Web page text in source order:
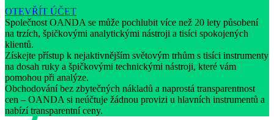
OTEVŘÍT ÚČET
Společnost OANDA se může pochlubit více než 20 lety působení
na trzích, špičkovými analytickými nástroji a tisíci spokojených
klientů.
Získejte přístup k nejaktivnějším světovým trhům s tisíci instrumenty
na dosah ruky a špičkovými technickými nástroji, které vám
pomohou při analýze.
Obchodování bez zbytečných nákladů a naprostá transparentnost
cen – OANDA si neúčtuje žádnou provizi u hlavních instrumentů a
nabízí transparentní ceny.